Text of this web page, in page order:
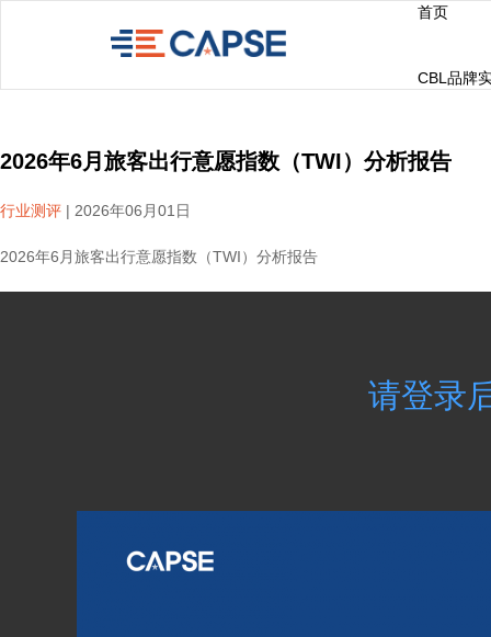
首页
CBL品牌
2026年6月旅客出行意愿指数（TWI）分析报告
行业测评 | 2026年06月01日
2026年6月旅客出行意愿指数（TWI）分析报告
请登录